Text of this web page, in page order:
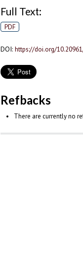
Full Text:
PDF
DOI: https://doi.org/
Refbacks
There are currently no